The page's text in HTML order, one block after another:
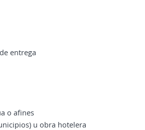
entrega
o afines
u obra hotelera